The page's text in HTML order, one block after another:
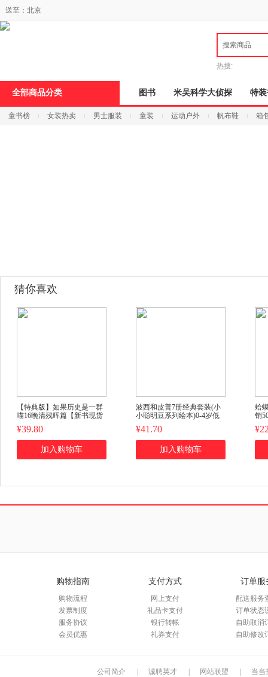
送至： 北京
搜索商品
热搜:
全部商品分类 图书 米吴科学大侦探 特
童书榜 女装热卖 男士服装 童装 运动户外 帆布鞋 箱
新
窗
口
页
面,
猜你喜欢
【特典版】如果历史是一群
喵16晚清残晖篇【新书现货
速发】正版肥志著小学生历
史漫画书儿童历史书加赠喵
咪12张明信片
¥39.80
加入购物车
波西和皮普7册经典套装(小
小聪明豆系列绘本)0-4岁低
幼启蒙情绪管理习惯养成绘
本，引导宝宝认识接纳情绪
培养好品质，发现快
¥41.70
加入购物车
蛤
销
询
松
购物指南
购物流程
发票制度
服务协议
会员优惠
支付方式
网上支付
礼品卡支付
银行转帐
礼券支付
订单服
配送服务
订单状态
自助取消
自助修改
公司简介 诚聘英才 网站联盟 当当